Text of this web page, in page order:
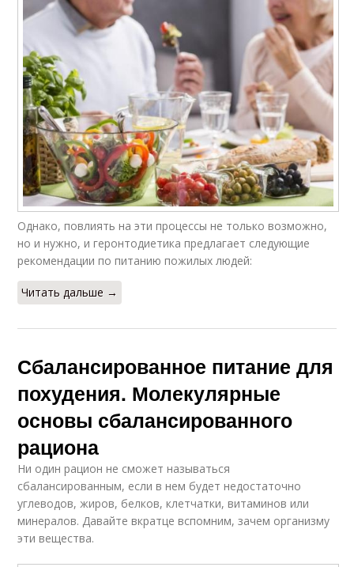
Однако, повлиять на эти процессы не только возможно,
но и нужно, и геронтодиетика предлагает следующие
рекомендации по питанию пожилых людей:
Читать дальше →
Сбалансированное питание для
похудения. Молекулярные
основы сбалансированного
рациона
Ни один рацион не сможет называться
сбалансированным, если в нем будет недостаточно
углеводов, жиров, белков, клетчатки, витаминов или
минералов. Давайте вкратце вспомним, зачем организму
эти вещества.